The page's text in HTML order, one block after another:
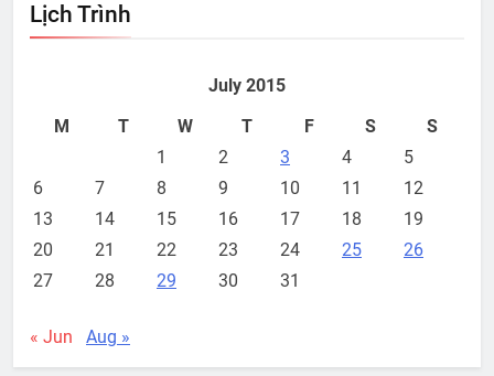
Lịch Trình
July 2015
M
T W T F S
S
1
2 3 4
5
6
7 8 9 10 11
12
13
14 15 16 17 18
19
20
21 22 23 24 25
26
27
28 29 30 31
« Jun Aug »